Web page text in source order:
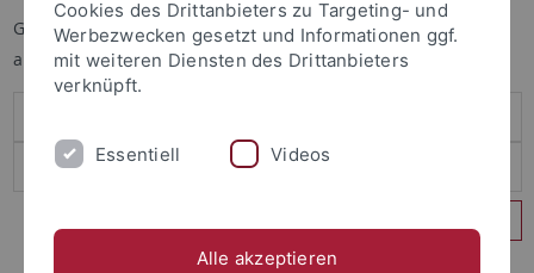
Geben Sie Ihren Benutzernamen und Ihr Passwort an um sich
anzumelden:
Cookies des Drittanbieters zu Targeting- und
Werbezwecken gesetzt und Informationen ggf.
mit weiteren Diensten des Drittanbieters
verknüpft.
Essentiell Videos
Alle akzeptieren